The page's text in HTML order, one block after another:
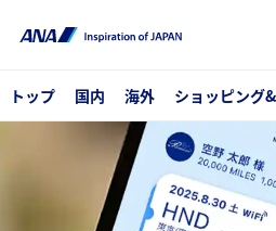
トップ 国内 海外 ショッピング